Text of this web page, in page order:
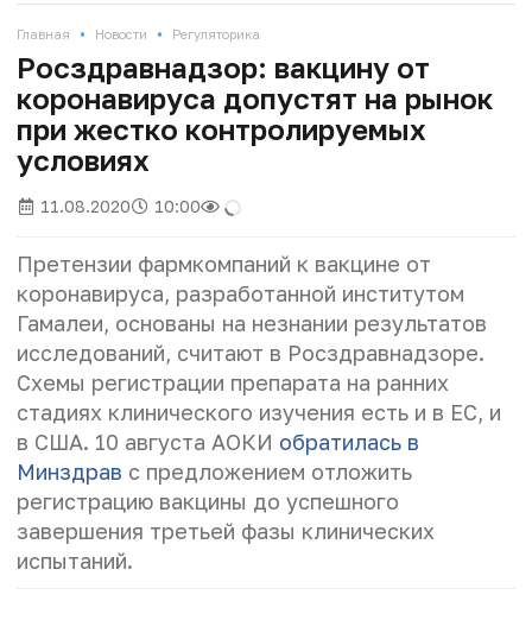
Главная • Новости • Регуляторика
Росздравнадзор: вакцину от
коронавируса допустят на рынок
при жестко контролируемых
условиях
11.08.2020 10:00
Претензии фармкомпаний к вакцине от
коронавируса, разработанной институтом
Гамалеи, основаны на незнании результатов
исследований, считают в Росздравнадзоре.
Схемы регистрации препарата на ранних
стадиях клинического изучения есть и в ЕС, и
в США. 10 августа АОКИ обратилась в
Минздрав с предложением отложить
регистрацию вакцины до успешного
завершения третьей фазы клинических
испытаний.